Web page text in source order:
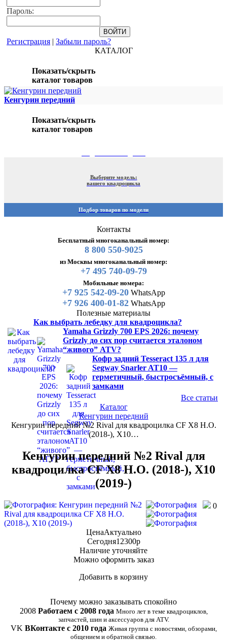
Пароль:
Регистрация | Забыли пароль?
КАТАЛОГ
Показать/скрыть
каталог товаров
Кенгурин передний
Показать/скрыть
каталог товаров
Выберите модель:
вашего квадроцикла
Подбор товаров по модели
Контакты
Бесплатный многоканальный номер:
8 800 550-9025
из Москвы многоканальный номер:
+7 495 740-09-79
Мобильные номера:
+7 925 542-09-20WhatsApp
+7 926 400-01-82WhatsApp
Полезные материалы
Как выбрать лебедку для квадроцикла?
Yamaha Grizzly 700 EPS 2026: почему
Grizzly до сих пор считается эталоном
“живого” ATV?
Кофр задний Tesseract 135 л для
Segway Snarler AT10 —
герметичный, быстросъёмный, с
замками
Все статьи
Каталог
Кенгурин передний
Кенгурин передний №2 Rival для квадроцилка CF Х8 Н.О.
(2018-), X10…
Кенгурин передний №2 Rival для
квадроцилка CF Х8 Н.О. (2018-), X10
(2019-)
0
ЦенаАктуально
Сегодня12300p
Наличие уточняйте
Можно оформить заказ
Добавить в корзину
Почему можно заказывать спокойно
2008 Работаем с 2008 года Много лет в теме квадроциклов,
запчастей, шин и аксессуаров для ATV.
VK ВКонтакте с 2010 года Живая группа с новостями, обзорами,
общением и обратной связью.